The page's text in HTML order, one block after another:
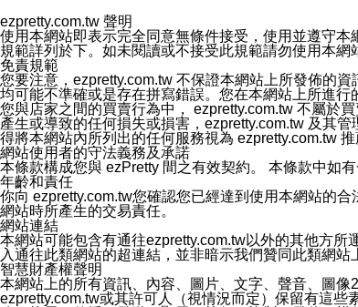
您同意本公司網站，透過您所提供的郵件地址與您
停止接收這些資料或電子郵件。
十五、訊息通知
本公司/本服務將以通知型訊息傳送重要訊息給您。
本公司/本服務傳送之通知型訊息以對您有效且重要
1.LINE 帳號設定的電話號碼與本公司/本服務所傳來
2.該 LINE 帳號已在 LINE APP 設定中，同意接收通
3.LINE 帳號未封鎖傳送訊息之 LINE 官方帳號。
欲變更通知型訊息的設定，操作如下：
1.點選「主頁」＞「設定」
2.點選「隱私設定」
3.點選「提供使用資料」
4.點選「LINE通知型訊息」
5.開關「接收LINE通知型訊息」
❗️關閉「接收通知型訊息」後，將不會接收到來自任
ezpretty.com.tw 聲明
使用本網站即表示完全同意無條件接受，使用並遵守
規範詳列於下。如未閱讀或不接受此規範請勿使用本
免責規範
您要注意，ezpretty.com.tw 不保證本網站上所發佈的
均可能不準確或是存在拼寫錯誤。您在本網站上所進
您與店家之間的買賣行為中， ezpretty.com.tw 不屬於
產生或導致的任何損失或損害，ezpretty.com.tw 及其
得將本網站內所列出的任何服務視為 ezpretty.com.tw
網站使用者的守法義務及承諾
本條款構成您與 ezPretty 間之有效契約。 本條款中如
年齡和責任
你向 ezpretty.com.tw您確認您已經達到使用本網站的
網站時所產生的交易責任。
網站連結
本網站可能包含有通往ezpretty.com.tw以外的其他方
入通往此類網站的超連結，並非暗示我們贊同此類網站
智慧財產權聲明
本網站上的所有資訊、內容、圖片、文字、聲音、圖
ezpretty.com.tw或其許可人（視情況而定）保留有這